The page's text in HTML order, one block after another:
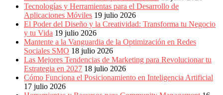
Trendings,
Dinero,
Economía,
Diseño
Web,
Móviles,
Estrategias
Digitales,
Estrategias
Publicitarias,
Alianzas,
Tecnologías y Herramientas para el Desarrollo de
Aplicaciones Móviles 19 julio 2026
El Poder del Diseño y la Creatividad: Transforma tu Negocio
y tu Vida 19 julio 2026
Mantente a la Vanguardia de la Optimización en Redes
Sociales SMO 18 julio 2026
Las Mejores Tendencias de Marketing para Revolucionar tu
Estrategia en 2027 18 julio 2026
Cómo Funciona el Posicionamiento en Inteligencia Artificial
17 julio 2026